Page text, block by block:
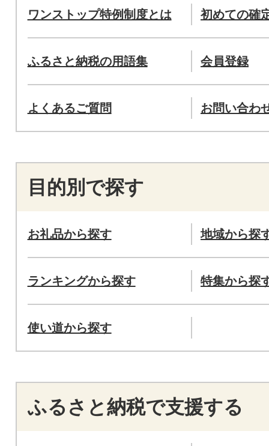
ワンストップ特例制度とは 初めての確
ふるさと納税の用語集 会員登録
よくあるご質問 お問い合わ
目的別で探す
お礼品から探す 地域から探
ランキングから探す 特集から探
使い道から探す
ふるさと納税で支援する